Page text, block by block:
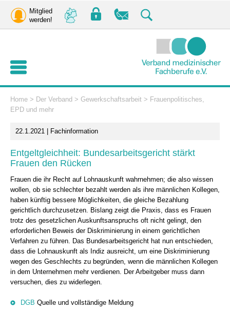
Mitglied
werden!
Home > Der Verband > Gewerkschaftsarbeit > Frauenpolitisches,
EPD und mehr
22.1.2021 | Fachinformation
Entgeltgleichheit: Bundesarbeitsgericht stärkt
Frauen den Rücken
Frauen die ihr Recht auf Lohnauskunft wahrnehmen; die also wissen
wollen, ob sie schlechter bezahlt werden als ihre männlichen Kollegen,
haben künftig bessere Möglichkeiten, die gleiche Bezahlung
gerichtlich durchzusetzen. Bislang zeigt die Praxis, dass es Frauen
trotz des gesetzlichen Auskunftsanspruchs oft nicht gelingt, den
erforderlichen Beweis der Diskriminierung in einem gerichtlichen
Verfahren zu führen. Das Bundesarbeitsgericht hat nun entschieden,
dass die Lohnauskunft als Indiz ausreicht, um eine Diskriminierung
wegen des Geschlechts zu begründen, wenn die männlichen Kollegen
in dem Unternehmen mehr verdienen. Der Arbeitgeber muss dann
versuchen, dies zu widerlegen.
DGB Quelle und vollständige Meldung